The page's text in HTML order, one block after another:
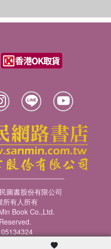
圖書股份有限公司
所有人所有
Book Co.,Ltd.